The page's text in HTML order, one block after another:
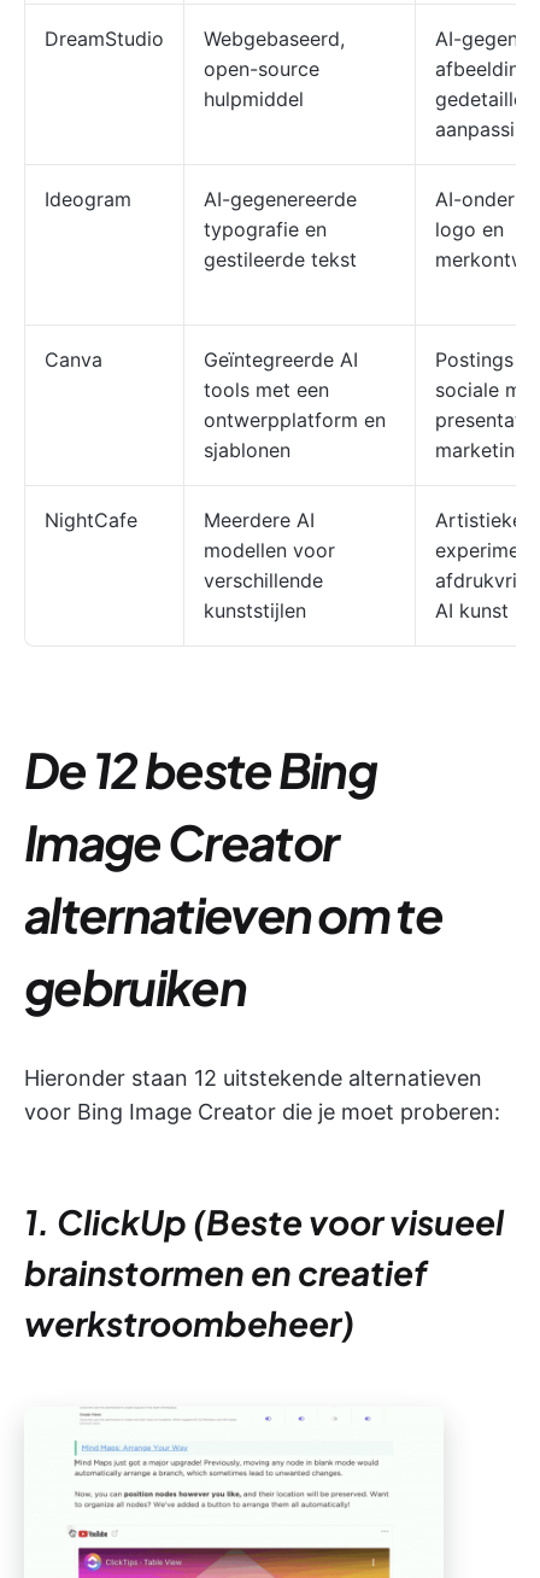
DreamStudio
Webgebaseerd,
open-source
hulpmiddel
AI-
Ideogram
AI-gegenereerde
typografie en
gestileerde tekst
AI-
logo en
Canva
Geïntegreerde AI
tools met een
ontwerpplatform en
sjablonen
Postings
sociale
NightCafe
Meerdere AI
modellen voor
verschillende
kunststijlen
Artistieke
AI kunst
De 12 beste Bing
Image Creator
alternatieven om te
gebruiken
Hieronder staan 12 uitstekende alternatieven
voor Bing Image Creator die je moet proberen:
1. ClickUp (Beste voor visueel
brainstormen en creatief
werkstroombeheer)